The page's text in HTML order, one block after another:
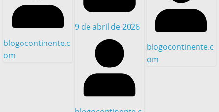
blogocontinente.c
om
9 de abril de 2026
blogocontinente.c
om